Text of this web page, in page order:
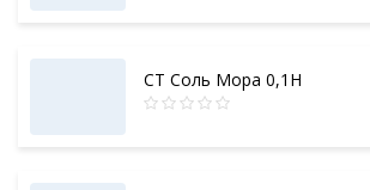
СТ Соль Мора 0,1Н